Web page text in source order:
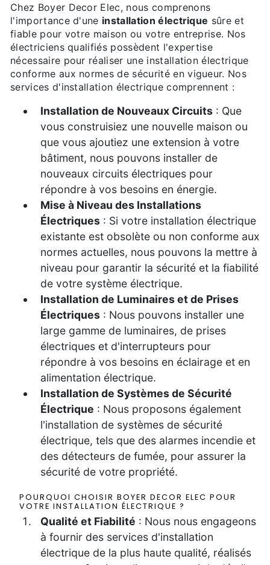
Chez Boyer Decor Elec, nous comprenons
l'importance d'une installation électrique sûre et
fiable pour votre maison ou votre entreprise. Nos
électriciens qualifiés possèdent l'expertise
nécessaire pour réaliser une installation électrique
conforme aux normes de sécurité en vigueur. Nos
services d'installation électrique comprennent :
Installation de Nouveaux Circuits : Que
vous construisiez une nouvelle maison ou
que vous ajoutiez une extension à votre
bâtiment, nous pouvons installer de
nouveaux circuits électriques pour
répondre à vos besoins en énergie.
Mise à Niveau des Installations
Électriques : Si votre installation électrique
existante est obsolète ou non conforme aux
normes actuelles, nous pouvons la mettre à
niveau pour garantir la sécurité et la fiabilité
de votre système électrique.
Installation de Luminaires et de Prises
Électriques : Nous pouvons installer une
large gamme de luminaires, de prises
électriques et d'interrupteurs pour
répondre à vos besoins en éclairage et en
alimentation électrique.
Installation de Systèmes de Sécurité
Électrique : Nous proposons également
l'installation de systèmes de sécurité
électrique, tels que des alarmes incendie et
des détecteurs de fumée, pour assurer la
sécurité de votre propriété.
POURQUOI CHOISIR BOYER DECOR ELEC POUR
VOTRE INSTALLATION ÉLECTRIQUE ?
Qualité et Fiabilité : Nous nous engageons
à fournir des services d'installation
électrique de la plus haute qualité, réalisés